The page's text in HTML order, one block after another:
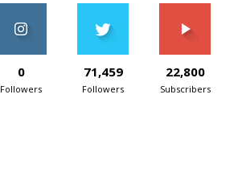
0
Followers
71,459
Followers
22,800
Subscribers